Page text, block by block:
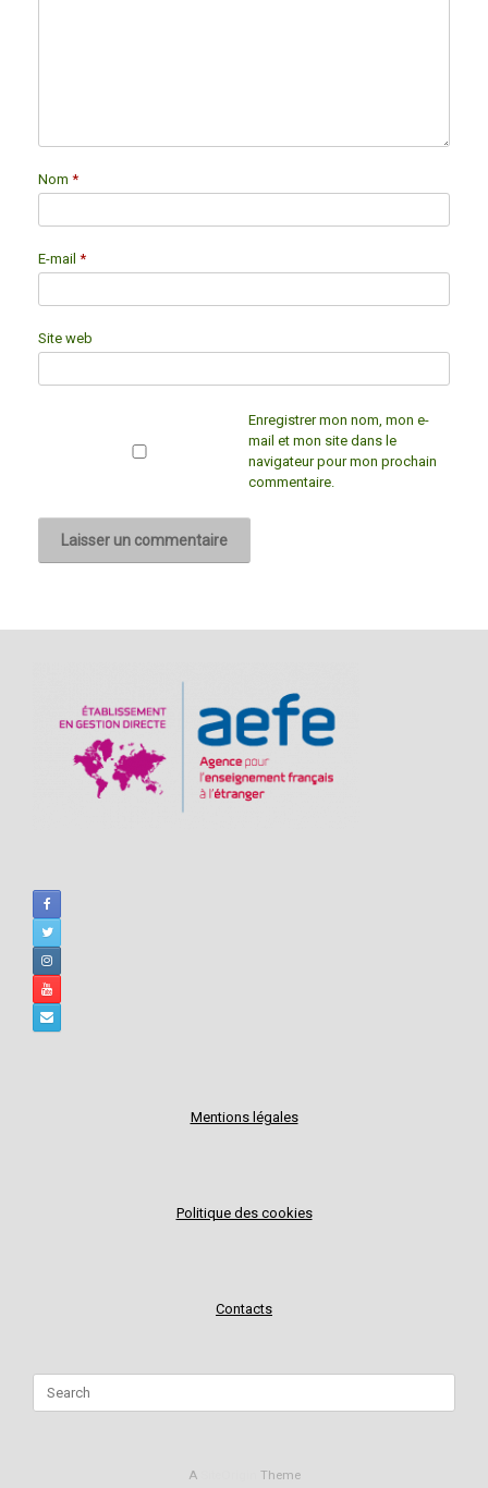
Nom *
E-mail *
Site web
Enregistrer mon nom, mon e-
mail et mon site dans le
navigateur pour mon prochain
commentaire.
Mentions légales
Politique des cookies
Contacts
for:
A Theme